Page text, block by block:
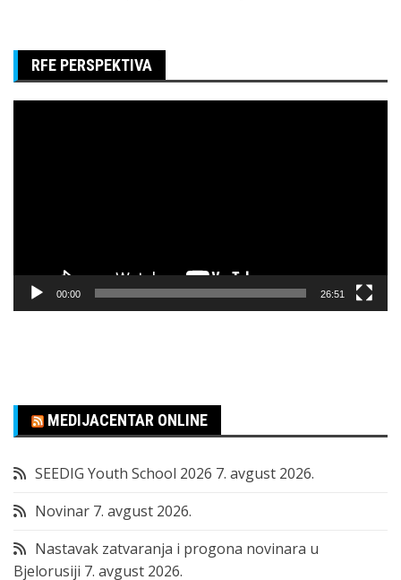
RFE PERSPEKTIVA
00:00 26:51
MEDIJACENTAR ONLINE
SEEDIG Youth School 2026 7. avgust 2026.
Novinar 7. avgust 2026.
Nastavak zatvaranja i progona novinara u
Bjelorusiji 7. avgust 2026.